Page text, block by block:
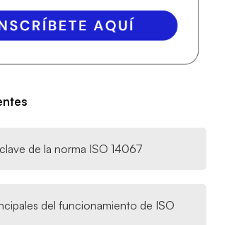
de la norma ISO 14067
del funcionamiento de ISO